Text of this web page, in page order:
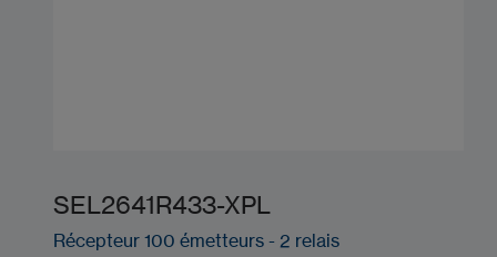
SEL2641R433-XPL
Récepteur 100 émetteurs - 2 relais